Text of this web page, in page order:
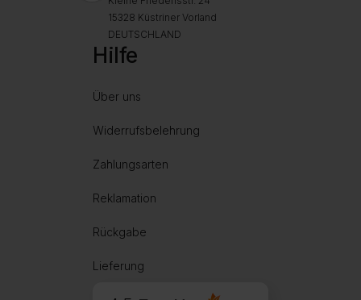
15328 Küstriner Vorland
DEUTSCHLAND
Hilfe
Über uns
Widerrufsbelehrung
Zahlungsarten
Reklamation
Rückgabe
Lieferung